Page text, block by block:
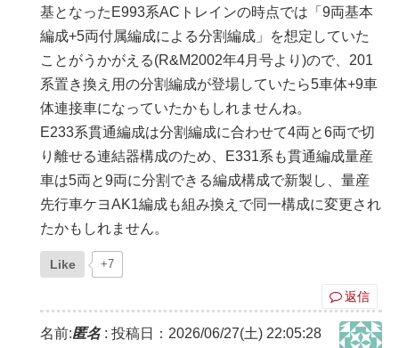
基となったE993系ACトレインの時点では「9両基本
編成+5両付属編成による分割編成」を想定していた
ことがうかがえる(R&M2002年4月号より)ので、201
系置き換え用の分割編成が登場していたら5車体+9車
体連接車になっていたかもしれませんね。
E233系貫通編成は分割編成に合わせて4両と6両で切
り離せる連結器構成のため、E331系も貫通編成量産
車は5両と9両に分割できる編成構成で新製し、量産
先行車ケヨAK1編成も組み換えで同一構成に変更され
たかもしれません。
Like +7
返信
名前:匿名: 投稿日：2026/06/27(土) 22:05:28